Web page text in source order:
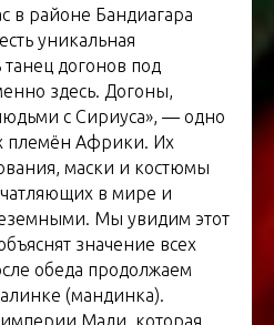
в районе Бандиагара
уникальная
догонов под
здесь. Догоны,
с Сириуса», — одно
племён Африки. Их
маски и костюмы
в мире и
Мы увидим этот
значение всех
обеда продолжаем
(мандинка).
Мали, которая